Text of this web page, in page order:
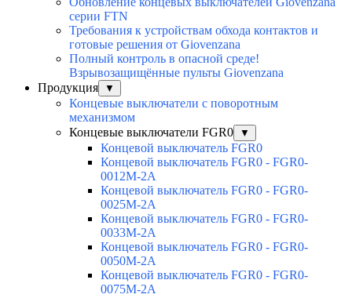
серии FTN
Требования к устройствам обхода контактов и
готовые решения от Giovenzana
Полный контроль в опасной среде!
Взрывозащищённые пульты Giovenzana
Продукция
▼
Концевые выключатели с поворотным
механизмом
Концевые выключатели FGR0
▼
Концевой выключатель FGR0
Концевой выключатель FGR0 - FGR0-
0012M-2A
Концевой выключатель FGR0 - FGR0-
0025M-2A
Концевой выключатель FGR0 - FGR0-
0033M-2A
Концевой выключатель FGR0 - FGR0-
0050M-2A
Концевой выключатель FGR0 - FGR0-
0075M-2A